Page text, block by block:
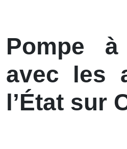
Pompe
avec les
l’État sur